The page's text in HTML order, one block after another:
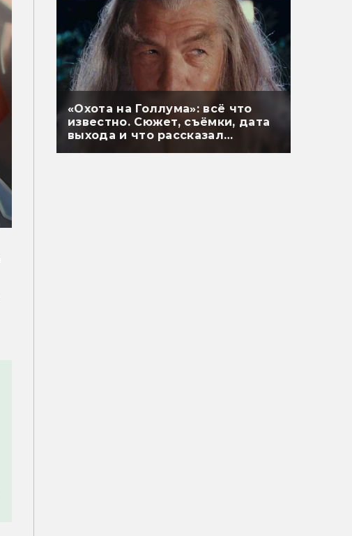
«Охота на Голлума»: всё что
известно. Сюжет, съёмки, дата
выхода и что рассказал